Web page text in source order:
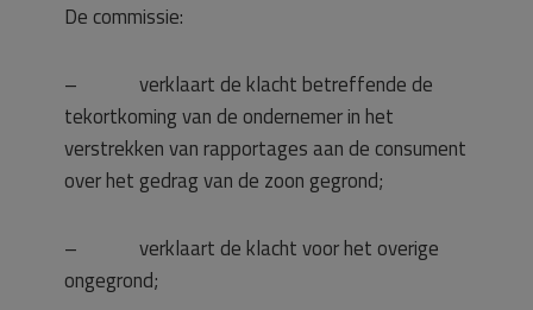
De commissie:
– verklaart de klacht betreffende de
tekortkoming van de ondernemer in het
verstrekken van rapportages aan de consument
over het gedrag van de zoon gegrond;
– verklaart de klacht voor het overige
ongegrond;